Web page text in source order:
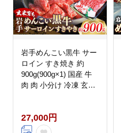
岩手めんこい黒牛 サー
ロイン すき焼き 約
900g(900g×1) 国産 牛
肉 肉 小分け 冷凍 玄米
ゃぶ お取り寄せ 岩手県
産 岩手県 岩手町
27,000円